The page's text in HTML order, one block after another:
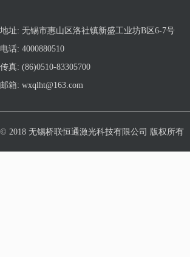
地址: 无锡市惠山区洛社镇新盛工业坊B区6-7号
电话: 4000880510
传真: (86)0510-83305700
邮箱: wxqlht@163.com
© 2018 无锡桥联恒通激光科技有限公司 版权所有